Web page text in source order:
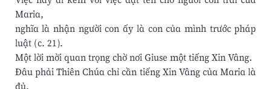
Maria,
nghĩa là nhận người con ấy là con của mình trước pháp
luật (c. 21).
Một lời mời quan trọng chờ nơi Giuse một tiếng Xin Vâng.
Đâu phải Thiên Chúa chỉ cần tiếng Xin Vâng của Maria là
đủ.